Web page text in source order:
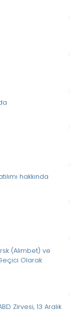
hakkında
(Alimbet) ve
Olarak
Zirvesi, 13 Aralık